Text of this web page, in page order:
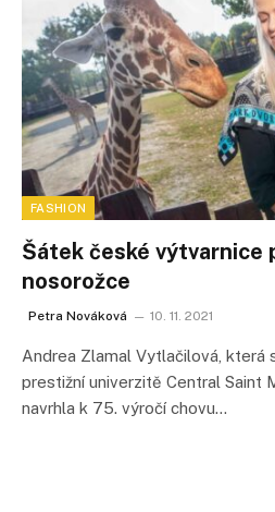
FASHION
Šátek české výtvarnice
nosorožce
Petra Nováková 10. 11. 2021
Andrea Zlamal Vytlačilová, která
prestižní univerzitě Central Saint
navrhla k 75. výročí chovu…